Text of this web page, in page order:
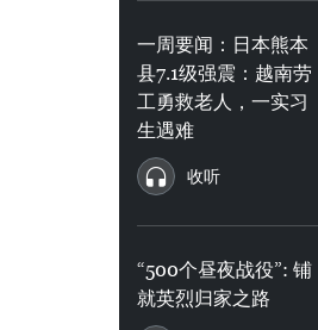
一周要闻：日本熊本
县7.1级强震：越南劳
工勇救老人，一实习
生遇难
收听
“500个昼夜战役”: 铺
就英烈归家之路